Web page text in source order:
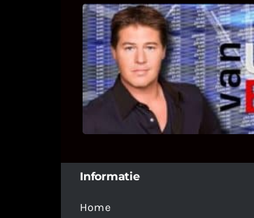
UITSTEL VAN
Bekijk hier de fragmenten
deelname van Bricks and
dit programma.
Informatie
Home